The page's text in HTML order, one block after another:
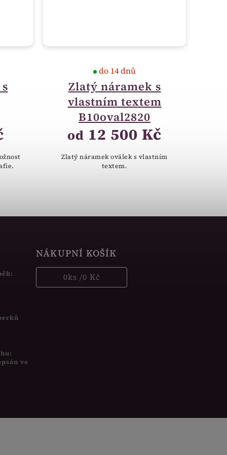
Zlatý náramek s
vlastním textem
B10oval2820
do 14 dnů
od 12 500 Kč
Zlatý náramek oválek s vlastním
textem.
ve
NÁKUPNÍ KOŠÍK
0ks /0 Kč